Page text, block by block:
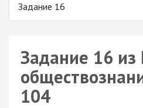
Задание 16
Задание 16 из
104